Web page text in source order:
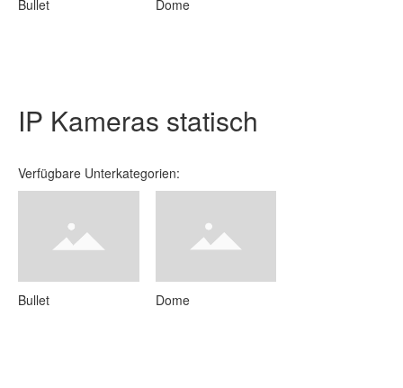
Bullet Dome
IP Kameras statisch
Verfügbare Unterkategorien:
Bullet Dome